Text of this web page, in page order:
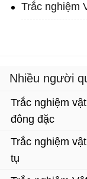
Trắc nghiệm
Nhiều người
Trắc nghiệm
đông đặc
Trắc nghiệm
tụ